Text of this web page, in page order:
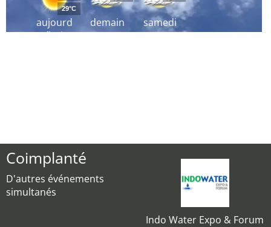
aujourd
´hui
29°C
demain samedi
Coimplanté
D'autres événements
simultanés
Indo Water Expo & Forum